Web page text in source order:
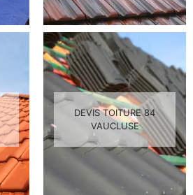
DEVIS TOITURE 84
VAUCLUSE